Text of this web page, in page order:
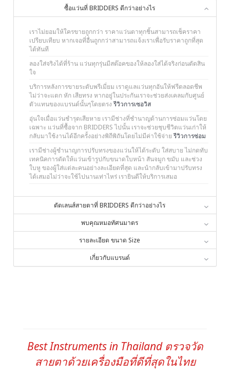
ซื้อแว่นที่ BRIDDERS ดีกว่าอย่างไร
เราไม่ยอมให้ใครขายถูกกว่า ราคาแว่นตาทุกชิ้นสามารถเช็คราคา
เปรียบเทียบ หากเจอที่อื่นถูกกว่าสามารถแจ้งเราเพื่อรับราคาถูกที่สุด
ได้ทันที
ลองใส่จริงได้ที่ร้าน แว่นทุกรุ่นมีสต๊อคของให้ลองใส่ได้จริงก่อนตัดสิน
ใจ
บริการหลังการขายระดับพรีเมี่ยม เราดูแลแว่นทุกอันให้ฟรีตลอดชีพ
ไม่ว่าจะแตก หัก เสียทรง หากอยู่ในประกันเราจะช่วยส่งเคลมกับศูนย์
ตัวแทนของแบรนด์นั้นๆโดยตรงรีวิวการเซอวิส
อุ่นใจเมื่อแว่นชำรุดเสียหาย เรามีช่างที่ชำนาญด้านการซ่อมแว่นโดย
เฉพาะ แว่นที่ซื้อจาก BRIDDERS ไปนั้น เราจะช่วยชุบชีวิตแว่นเก่าให้
กลับมาใช้งานได้อีกครั้งอย่างพิถีพิถันโดยไม่มีค่าใช้จ่ายรีวิวการซ่อม
เรามีช่างผู้ชำนาญการปรับทรงของแว่นให้ได้ระดับ ใส่สบาย ไม่กดทับ
เทคนิคการดัดให้แว่นเข้ารูปกับขนาดใบหน้า สันจมูก ขมับ และช่วง
ใบหู ของผู้ใส่แต่ละคนอย่างละเอียดที่สุด และนำกลับเข้ามาปรับทรง
ได้เสมอไม่ว่าจะใช้ไปนานเท่าไหร่ เรายินดีให้บริการเสมอ
ตัดเลนส์สายตาที่ BRIDDERS ดีกว่าอย่างไร
พบคุณหมอทัศนมาตร
รายละเอียด ขนาด Size
เกี่ยวกับแบรนด์
Best Instruments in Thailand ตรวจวัด
สายตาด้วยเครื่องมือที่ดีที่สุดในไทย